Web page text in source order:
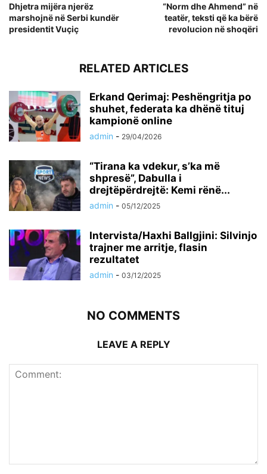
Dhjetra mijëra njerëz
marshojnë në Serbi kundër
presidentit Vuçiç
“Norm dhe Ahmend” në
teatër, teksti që ka bërë
revolucion në shoqëri
RELATED ARTICLES
Erkand Qerimaj: Peshëngritja po
shuhet, federata ka dhënë tituj
kampionë online
admin - 29/04/2026
“Tirana ka vdekur, s’ka më
shpresë”, Dabulla i
drejtëpërdrejtë: Kemi rënë...
admin - 05/12/2025
Intervista/Haxhi Ballgjini: Silvinjo
trajner me arritje, flasin
rezultatet
admin - 03/12/2025
NO COMMENTS
LEAVE A REPLY